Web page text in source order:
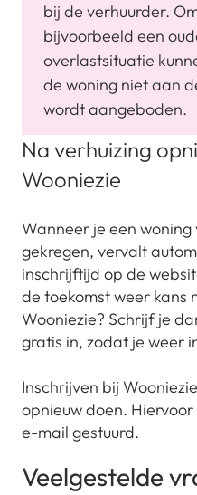
bij de verhuurder.
bijvoorbeeld een
overlastsituatie
de woning niet aan
wordt aangeboden.
Na verhuizing
Wooniezie
Wanneer je een
gekregen, vervalt
inschrijftijd op de
de toekomst weer kans
Wooniezie? Schrijf je
gratis in, zodat je weer
Inschrijven bij
opnieuw doen.
e-mail gestuurd.
Veelgestelde